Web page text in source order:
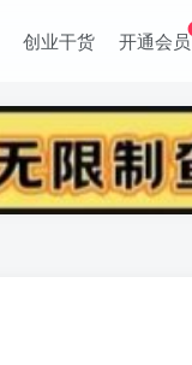
创业干货 开通会员